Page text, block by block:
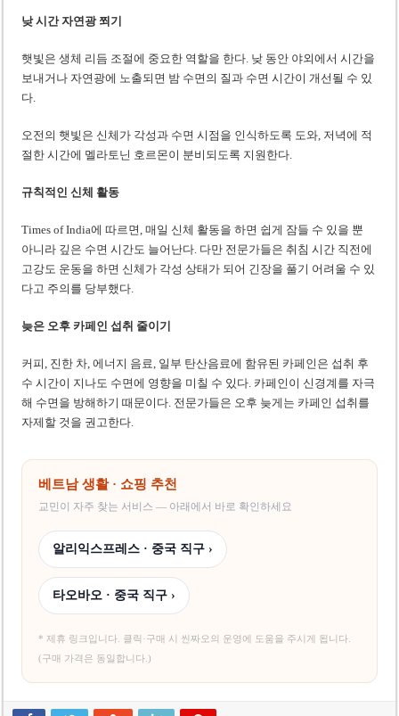
낮 시간 자연광 쬐기
햇빛은 생체 리듬 조절에 중요한 역할을 한다. 낮 동안 야외에서 시간을
보내거나 자연광에 노출되면 밤 수면의 질과 수면 시간이 개선될 수 있
다.
오전의 햇빛은 신체가 각성과 수면 시점을 인식하도록 도와, 저녁에 적
절한 시간에 멜라토닌 호르몬이 분비되도록 지원한다.
규칙적인 신체 활동
Times of India에 따르면, 매일 신체 활동을 하면 쉽게 잠들 수 있을 뿐
아니라 깊은 수면 시간도 늘어난다. 다만 전문가들은 취침 시간 직전에
고강도 운동을 하면 신체가 각성 상태가 되어 긴장을 풀기 어려울 수 있
다고 주의를 당부했다.
늦은 오후 카페인 섭취 줄이기
커피, 진한 차, 에너지 음료, 일부 탄산음료에 함유된 카페인은 섭취 후
수 시간이 지나도 수면에 영향을 미칠 수 있다. 카페인이 신경계를 자극
해 수면을 방해하기 때문이다. 전문가들은 오후 늦게는 카페인 섭취를
자제할 것을 권고한다.
베트남 생활 · 쇼핑 추천
교민이 자주 찾는 서비스 — 아래에서 바로 확인하세요
알리익스프레스 · 중국 직구 ›
타오바오 · 중국 직구 ›
* 제휴 링크입니다. 클릭·구매 시 씬짜오의 운영에 도움을 주시게 됩니다.
(구매 가격은 동일합니다.)